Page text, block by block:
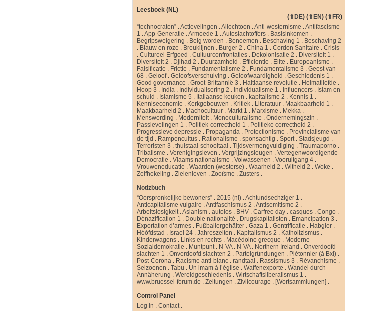
Leesboek (NL)
(⇑DE) (⇑EN) (⇑FR)
“technocraten” .Actievelingen .Allochtoon .Anti-westernisme .Antifascisme
1 .App-Generatie .Armoede 1 .Autoslachtoffers . Basisinkomen .
Begripsweigering . Belg worden . Benoemen . Beschaving 1 . Beschaving 2
. Blauw en roze . Breuklijnen . Burger 2 .China 1 .Cordon Sanitaire .Crisis
.Cultureel Erfgoed .Cultuurconfrontaties . Dekolonisatie 2 . Diversiteit 1 .
Diversiteit 2 . Djihad 2 . Duurzamheid . Efficientie . Elite . Europeanisme .
Falsificatie . Frictie . Fundamentalisme 2 . Fundamentalisme 3 .Geest van
68 .Geloof.Geloofsverschuiving .Geloofwaardigheid .Geschiedenis 1 .
Good governance .Groot-Brittannië 3 . Haitiaanse revolutie . Heimatliefde .
Hoop 3 . India . Individualisering 2 . Individualisme 1 . Influencers . Islam en
schuld . Islamisme 5 . Italiaanse keuken . kapitalisme 2 . Kennis 1 .
Kenniseconomie . Kerkgebouwen . Kritiek . Literatuur . Maakbaarheid 1 .
Maakbaarheid 2 . Machocultuur . Markt 1 . Marxisme . Mekka .
Menswording . Moderniteit. Monoculturalisme .Ondernemingszin .
Passievelingen 1 . Politiek-correctheid 1 . Politieke correctheid 2 .
Progressieve depressie . Propaganda . Protectionisme . Provincialisme van
de tijd . Rampencultus . Rationalisme .sponsachtig .Sport.Stadsjeugd .
Terroristen 3 .thuistaal-schooltaal .Tijdsvermengvuldiging .Traumaporno .
Tribalisme .Verenigingsleven .Vergrijzingsleugen .Vertegenwoordigende
Democratie .Vlaams nationalisme .Volwassenen .Vooruitgang 4 .
Vrouweneducatie .Waarden (westerse) .Waarheid 2 .Witheid 2 .Woke .
Zelfhekeling .Zielenleven .Zooïsme .Zusters .
Notizbuch
“Oorspronkelijke bewoners” .2015 (nl) .Achtundsechziger 1 .
Anticapitalisme vulgaire .Antifaschismus 2 .Antisemitisme 2 .
Arbeitslosigkeit.Asianism .autolos . BHV .Carfree day .casques .Congo .
Dénazification 1 . Double nationalité . Drugskapitalisten . Emancipation 3 .
Exportation d’armes . Fußballergehälter .Gaza 1 .Gentrificatie . Habgier .
Hóófdstad . Israel 24 .Jahreszeiten . Kapitalismus 2 . Katholizismus .
Kinderwagens . Links en rechts . Macédoine grecque . Moderne
Sozialdemokratie . Muntpunt. N-VA. N-VA. Northern Ireland .Onverdoofd
slachten 1 .Onverdoofd slachten 2 . Parteigründungen . Piétonnier (à Bxl) .
Post-Corona . Racisme anti-blanc .randtaal . Rassismus 3 . Révanchisme .
Seizoenen .Tabu . Un imam à l’église .Waffenexporte .Wandel durch
Annäherung .Wereldgeschiedenis .Wirtschaftsliberalismus 1 .
www.bruessel-forum.de .Zeitungen .Zivilcourage . [Wortsammlungen] .
Control Panel
Log in .Contact.